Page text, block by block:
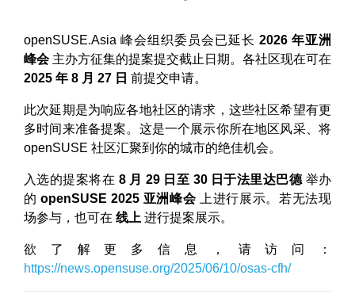
openSUSE.Asia 峰会组织委员会已延长 2026 年亚洲
峰会主办方征集的提案提交截止日期。各社区现在可在
2025 年 8 月 27 日 前提交申请。
此次延期是为响应各地社区的请求，这些社区希望有更
多时间来准备提案。这是一个展示你所在地区风采、将
openSUSE 社区汇聚到你的城市的绝佳机会。
入选的提案将在 8 月 29 日至 30 日于法里达巴德 举办
的openSUSE 2025 亚洲峰会上进行展示。若无法现
场参与，也可在 线上 进行提案展示。
欲了解更多信息，请访问：
https://news.opensuse.org/2025/06/10/osas-cfh/